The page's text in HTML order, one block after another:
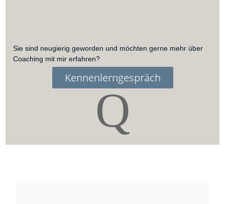
Sie sind neugierig geworden und möchten gerne mehr über
Coaching mit mir erfahren?
Kennenlerngespräch
Q